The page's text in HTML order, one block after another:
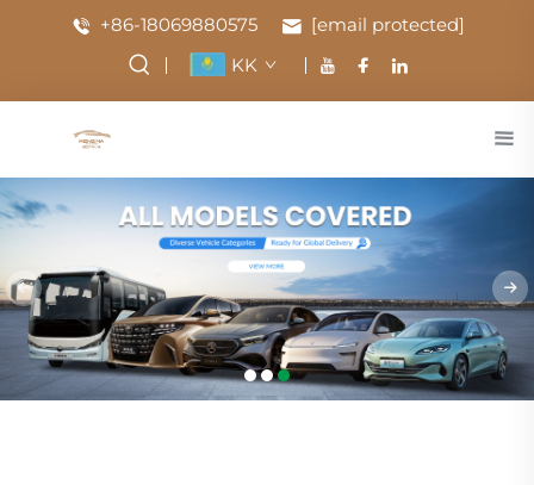
+86-18069880575
[email protected]
KK